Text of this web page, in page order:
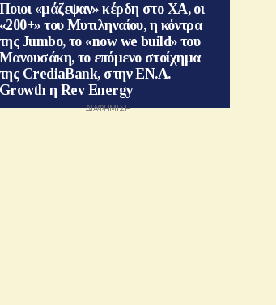
Ποιοι «μάζεψαν» κέρδη στο ΧΑ, οι
«200+» του Μυτιληναίου, η κόντρα
της Jumbo, το «now we build» του
Μανουσάκη, το επόμενο στοίχημα
της CrediaBank, στην ΕΝ.Α.
Growth η Rev Energy